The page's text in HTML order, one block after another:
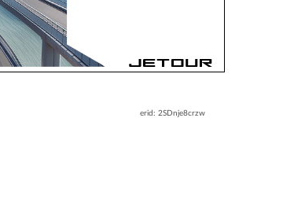
erid: 2SDnje8crzw